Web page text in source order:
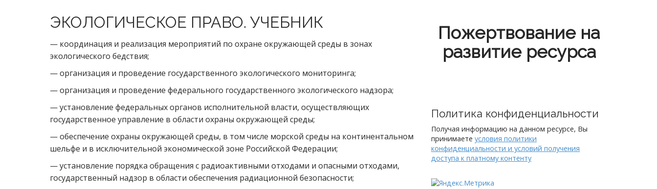
ЭКОЛОГИЧЕСКОЕ ПРАВО. УЧЕБНИК
— координация и реализация мероприятий по охране окружающей среды в зонах
экологического бедствия;
— организация и проведение государственного экологического мониторинга;
— организация и проведение федерального государственного экологического надзора;
— установление федеральных органов исполнительной власти, осуществляющих
государственное управление в области охраны окружающей среды;
— обеспечение охраны окружающей среды, в том числе морской среды на континентальном
шельфе и в исключительной экономической зоне Российской Федерации;
— установление порядка обращения с радиоактивными отходами и опасными отходами,
государственный надзор в области обеспечения радиационной безопасности;
Пожертвование на
развитие ресурса
Политика конфиденциальности
Получая информацию на данном ресурсе, Вы
принимаете условия политики
конфиденциальности и условий получения
доступа к платному контенту